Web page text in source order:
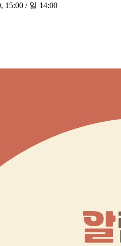
15:00 / 일 14:00